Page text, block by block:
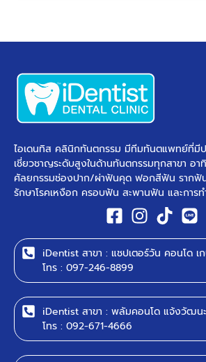
ไอเดนทิส คลินิกทันตกรรม มีทีมทันตแพทย์ที่มีป
เชี่ยวชาญระดับสูงในด้านทันตกรรมทุกสาขา อา
ศัลยกรรมช่องปาก/ผ่าฟันคุด ฟอกสีฟัน รากฟั
รักษาโรคเหงือก ครอบฟัน สะพานฟัน และการ
iDentist สาขา : แชปเตอร์วัน คอนโด เ
โทร : 097-246-8899
iDentist สาขา : พลัมคอนโด แจ้งวัฒนะ
โทร : 092-671-4666